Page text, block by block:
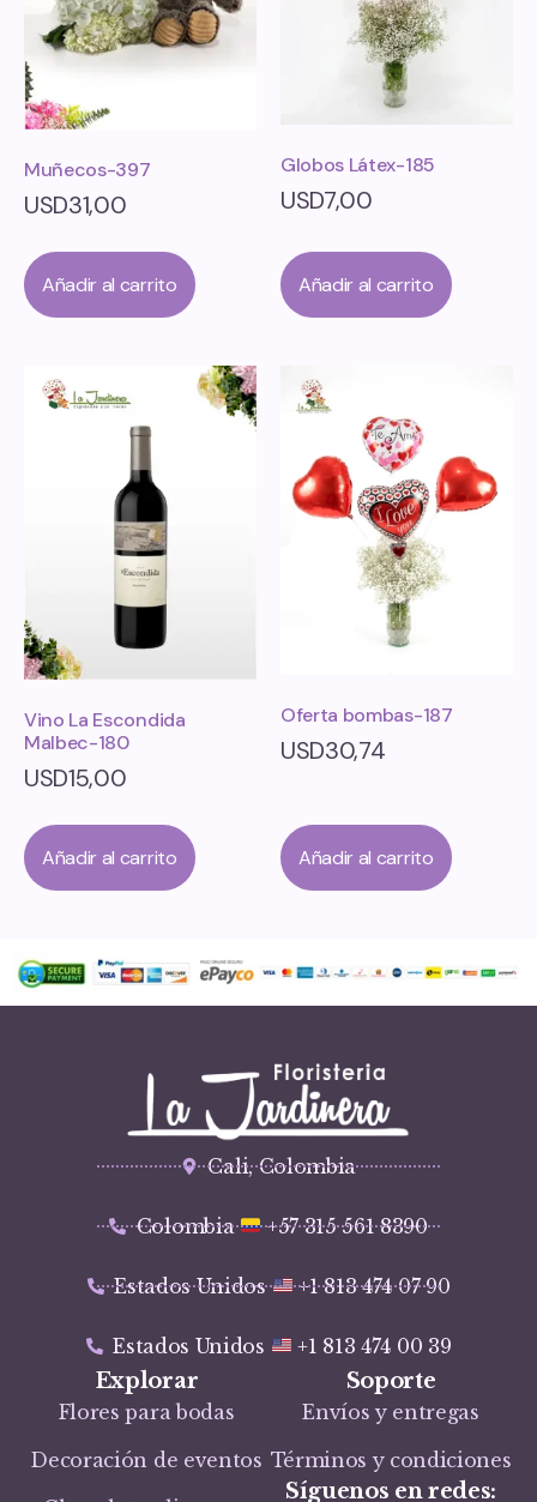
Muñecos-397
USD31,00
Añadir al carrito
Globos Látex-185
USD7,00
Añadir al carrito
Vino La Escondida
Malbec-180
USD15,00
Añadir al carrito
Oferta bombas-187
USD30,74
Añadir al carrito
Cali, Colombia
Colombia +57 315 561 8390
Estados Unidos +1 813 474 07 90
Estados Unidos +1 813 474 00 39
Explorar
Flores para bodas
Decoración de eventos
Soporte
Envíos y entregas
Términos y condiciones
Síguenos en redes: